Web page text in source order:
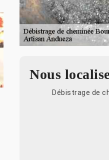
Nous
Débistrage de